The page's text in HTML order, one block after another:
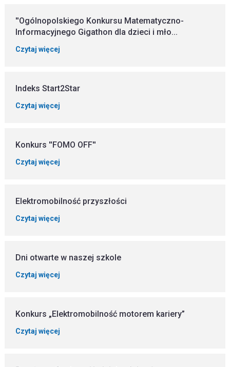
''Ogólnopolskiego Konkursu Matematyczno-
Informacyjnego Gigathon dla dzieci i mło...
Czytaj więcej
Indeks Start2Star
Czytaj więcej
Konkurs ''FOMO OFF''
Czytaj więcej
Elektromobilność przyszłości
Czytaj więcej
Dni otwarte w naszej szkole
Czytaj więcej
Konkurs „Elektromobilność motorem kariery”
Czytaj więcej